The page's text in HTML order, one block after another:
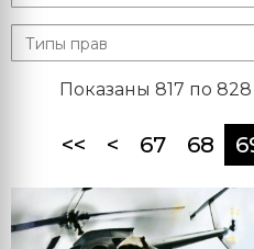
Показаны 817 по 828
<< < 67 68